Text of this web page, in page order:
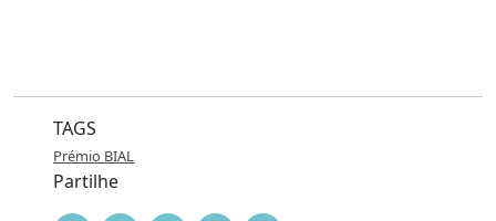
TAGS
Prémio BIAL
Partilhe